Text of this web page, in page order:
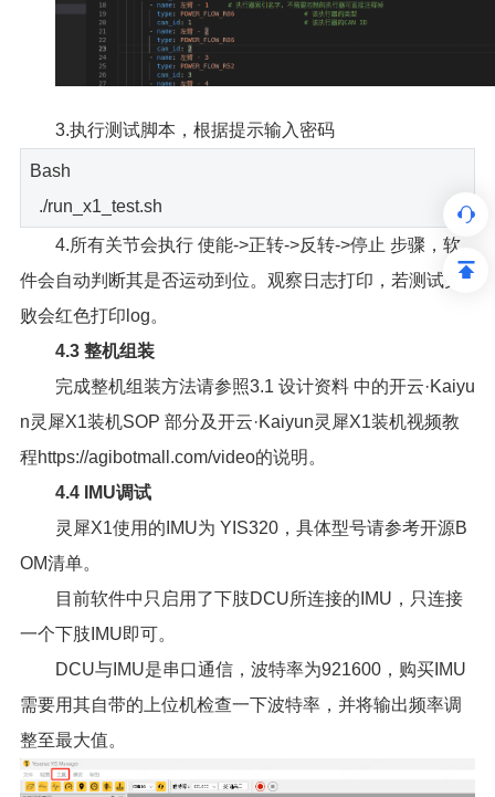
3.执行测试脚本，根据提示输入密码
Bash
./run_x1_test.sh
4.所有关节会执行 使能->正转->反转->停止 步骤，软
件会自动判断其是否运动到位。观察日志打印，若测试失
败会红色打印log。
4.3 整机组装
完成整机组装方法请参照3.1 设计资料 中的开云·Kaiyu
n灵犀X1装机SOP 部分及开云·Kaiyun灵犀X1装机视频教
程https://agibotmall.com/video的说明。
4.4 IMU调试
灵犀X1使用的IMU为 YIS320，具体型号请参考开源B
OM清单。
目前软件中只启用了下肢DCU所连接的IMU，只连接
一个下肢IMU即可。
DCU与IMU是串口通信，波特率为921600，购买IMU
需要用其自带的上位机检查一下波特率，并将输出频率调
整至最大值。